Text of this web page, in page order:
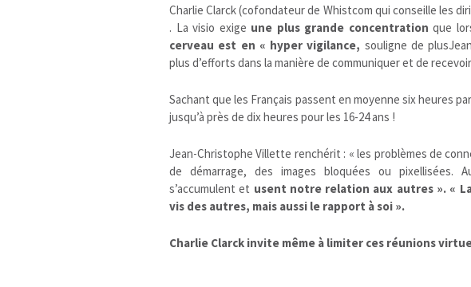
Jurisprudence
Logement
Modes de
Petite enfance
Population à
Publications
Rayonnements
réglementaire
Charlie Clarck (cofondateur de Whistcom qui conseille les
. La visio exige une plus grande concentration que
cerveau est en « hyper vigilance, souligne de
plus d’efforts dans la manière de communiquer et de
Sachant que les Français passent en moyenne six heures
jusqu’à près de dix heures pour les 16-24 ans !
Jean-Christophe Villette renchérit : « les problèmes de
de démarrage, des images bloquées ou pixellisées.
s’accumulent et usent notre relation aux autres ». «
vis des autres, mais aussi le rapport à soi ».
Charlie Clarck invite même à limiter ces réunions